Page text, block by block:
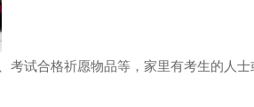
考试合格祈愿物品等，家里有考生的人士